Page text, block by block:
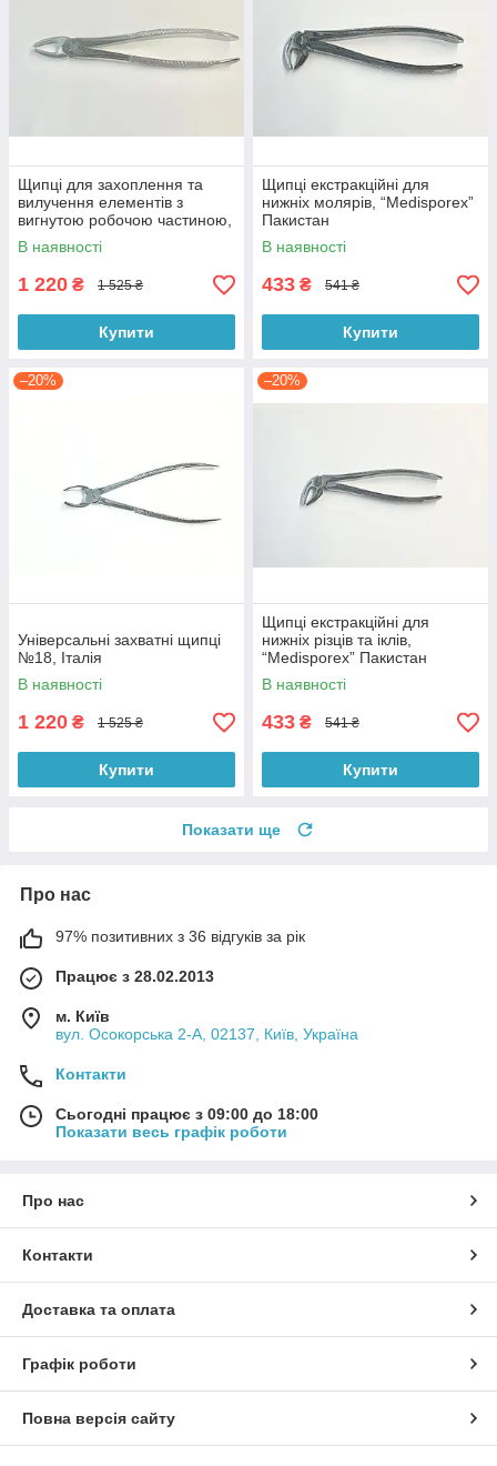
Щипці для захоплення та
вилучення елементів з
вигнутою робочою частиною,
Італія
В наявності
1 220 ₴ 1 525 ₴
Купити
Щипці екстракційні для
нижніх молярів, “Medisporex”
Пакистан
В наявності
433 ₴ 541 ₴
Купити
–20%
Універсальні захватні щипці
№18, Італія
В наявності
1 220 ₴ 1 525 ₴
Купити
–20%
Щипці екстракційні для
нижніх різців та іклів,
“Medisporex” Пакистан
В наявності
433 ₴ 541 ₴
Купити
Показати ще
Про нас
97% позитивних з 36 відгуків за рік
Працює з 28.02.2013
м. Київ
вул. Осокорська 2-А, 02137, Київ, Україна
Контакти
Сьогодні працює з 09:00 до 18:00
Показати весь графік роботи
Про нас
Контакти
Доставка та оплата
Графік роботи
Повна версія сайту